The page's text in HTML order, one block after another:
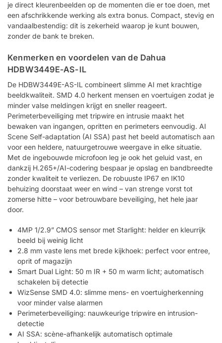
je direct kleurenbeelden op de momenten die er toe doen, met
een afschrikkende werking als extra bonus. Compact, stevig en
vandaalbestendig: dit is zekerheid waarop je kunt bouwen,
zonder de bank te breken.
Kenmerken en voordelen van de Dahua
HDBW3449E-AS-IL
De HDBW3449E-AS-IL combineert slimme AI met krachtige
beeldkwaliteit. SMD 4.0 herkent mensen en voertuigen zodat je
minder valse meldingen krijgt en sneller reageert.
Perimeterbeveiliging met tripwire en intrusie maakt het
bewaken van ingangen, opritten en perimeters eenvoudig. AI
Scene Self-adaptation (AI SSA) past het beeld automatisch aan
voor een heldere, natuurgetrouwe weergave in elke situatie.
Met de ingebouwde microfoon leg je ook het geluid vast, en
dankzij H.265+/AI-codering bespaar je opslag en bandbreedte
zonder kwaliteit te verliezen. De robuuste IP67 en IK10
behuizing doorstaat weer en wind – van strenge vorst tot
zomerse hitte – voor betrouwbare beveiliging, het hele jaar
door.
4MP 1/2.9” CMOS sensor met Starlight: helder en kleurrijk
beeld bij weinig licht
2.8 mm vaste lens met brede kijkhoek: perfect voor entree,
oprit of magazijn
Smart Dual Light: 50 m IR + 50 m warm licht; automatisch
schakelen bij detectie
WizSense SMD 4.0: slimme mens- en voertuigherkenning
voor minder valse alarmen
Perimeterbeveiliging: nauwkeurige tripwire en intrusion-
detectie
AI SSA: scène-afhankelijk automatisch optimale